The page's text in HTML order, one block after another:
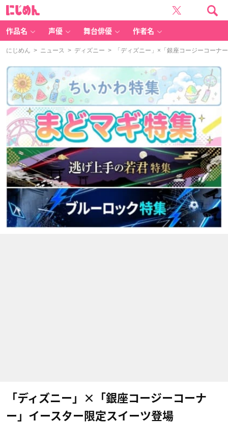
作品名 声優 舞台俳優 作者名
にじめん > ニュース > ディズニー > 「ディズニー」×「銀座コージーコーナ
「ディズニー」×「銀座コージーコーナ
ー」イースター限定スイーツ登場